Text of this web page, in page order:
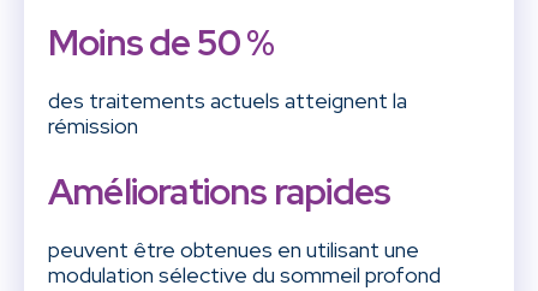
Moins de 50 %
des traitements actuels atteignent la
rémission
Améliorations rapides
peuvent être obtenues en utilisant une
modulation sélective du sommeil profond